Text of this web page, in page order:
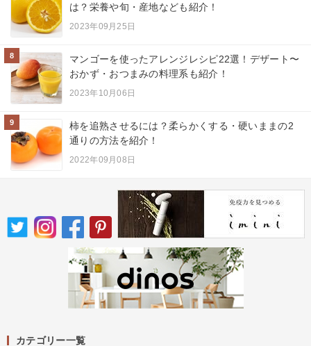
は？栄養や旬・産地なども紹介！
2023年09月25日
8
マンゴーを使ったアレンジレシピ22選！デザート〜
おかず・おつまみの料理系も紹介！
2023年10月06日
9
柿を追熟させるには？柔らかくする・硬いままの2
通りの方法を紹介！
2022年09月08日
カテゴリー一覧